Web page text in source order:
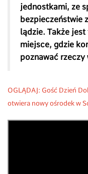
jednostkami, ze
bezpieczeństwie
lądzie. Także
miejsce, gdzie
poznawać
OGLĄDAJ: Gość Dzień
otwiera nowy ośrodek w